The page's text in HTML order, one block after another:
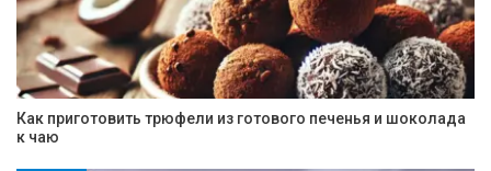
Как приготовить трюфели из готового печенья и шоколада
к чаю